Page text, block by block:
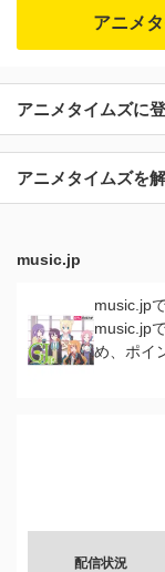
アニメ
アニメタイムズに
アニメタイムズを
music.jp
music.jp
music.jp
め、ポイ
配信状況